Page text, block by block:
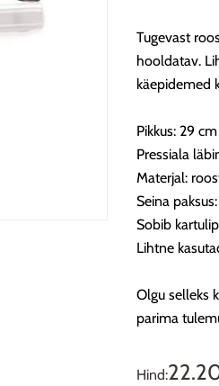
Tugevast
hooldatav.
käepidemed
Pikkus: 29 cm
Pressiala
Materjal:
Seina
Sobib
Lihtne
Olgu selleks
parima
Hind: